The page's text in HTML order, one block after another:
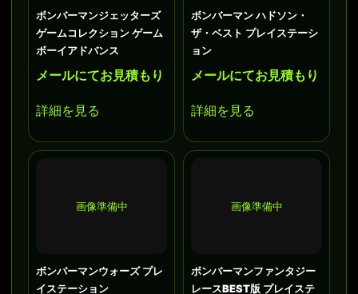
ボンバーマンジェッターズ
ゲームコレクション ゲーム
ボーイアドバンス
メールにてお見積もり
詳細を見る
ボンバーマン ハドソン・
ザ・ベスト プレイステーシ
ョン
メールにてお見積もり
詳細を見る
画像準備中
ボンバーマンウォーズ プレ
イステーション
画像準備中
ボンバーマンファンタジー
レースBEST版 プレイステ